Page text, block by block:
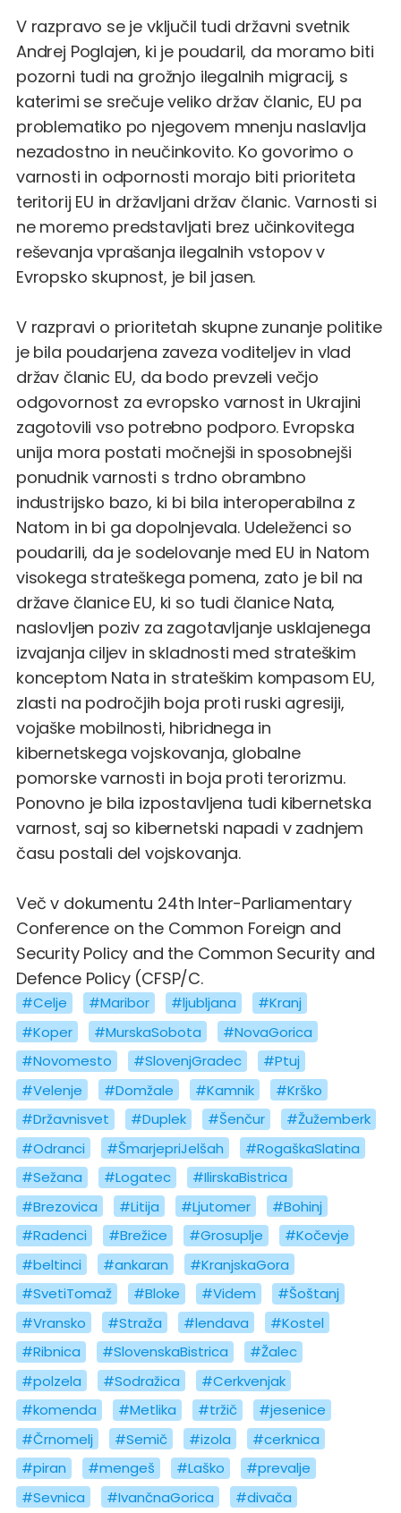
V razpravo se je vključil tudi državni svetnik
Andrej Poglajen, ki je poudaril, da moramo biti
pozorni tudi na grožnjo ilegalnih migracij, s
katerimi se srečuje veliko držav članic, EU pa
problematiko po njegovem mnenju naslavlja
nezadostno in neučinkovito. Ko govorimo o
varnosti in odpornosti morajo biti prioriteta
teritorij EU in državljani držav članic. Varnosti si
ne moremo predstavljati brez učinkovitega
reševanja vprašanja ilegalnih vstopov v
Evropsko skupnost, je bil jasen.
V razpravi o prioritetah skupne zunanje politike
je bila poudarjena zaveza voditeljev in vlad
držav članic EU, da bodo prevzeli večjo
odgovornost za evropsko varnost in Ukrajini
zagotovili vso potrebno podporo. Evropska
unija mora postati močnejši in sposobnejši
ponudnik varnosti s trdno obrambno
industrijsko bazo, ki bi bila interoperabilna z
Natom in bi ga dopolnjevala. Udeleženci so
poudarili, da je sodelovanje med EU in Natom
visokega strateškega pomena, zato je bil na
države članice EU, ki so tudi članice Nata,
naslovljen poziv za zagotavljanje usklajenega
izvajanja ciljev in skladnosti med strateškim
konceptom Nata in strateškim kompasom EU,
zlasti na področjih boja proti ruski agresiji,
vojaške mobilnosti, hibridnega in
kibernetskega vojskovanja, globalne
pomorske varnosti in boja proti terorizmu.
Ponovno je bila izpostavljena tudi kibernetska
varnost, saj so kibernetski napadi v zadnjem
času postali del vojskovanja.
Več v dokumentu 24th Inter-Parliamentary
Conference on the Common Foreign and
Security Policy and the Common Security and
Defence Policy (CFSP/C.
#Celje #Maribor #ljubljana
#Kranj
#Koper
#MurskaSobota
#NovaGorica
#Novomesto
#SlovenjGradec
#Ptuj
#Velenje
#Domžale #Kamnik
#Krško
#Državnisvet
#Duplek #Šenčur
#Žužemberk
#Odranci
#ŠmarjepriJelšah
#RogaškaSlatina
#Sežana
#Logatec
#IlirskaBistrica
#Brezovica
#Litija #Ljutomer
#Bohinj
#Radenci
#Brežice #Grosuplje
#Kočevje
#beltinci
#ankaran
#KranjskaGora
#SvetiTomaž
#Bloke #Videm
#Šoštanj
#Vransko
#Straža #lendava
#Kostel
#Ribnica
#SlovenskaBistrica
#Žalec
#polzela
#Sodražica
#Cerkvenjak
#komenda
#Metlika #tržič
#jesenice
#Črnomelj
#Semič #izola
#cerknica
#piran
#mengeš #Laško
#prevalje
#Sevnica
#IvančnaGorica
#divača